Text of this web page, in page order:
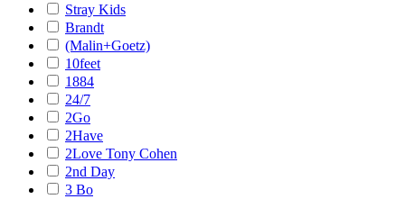
Stray Kids
Brandt
(Malin+Goetz)
10feet
1884
24/7
2Go
2Have
2Love Tony Cohen
2nd Day
3 Bo